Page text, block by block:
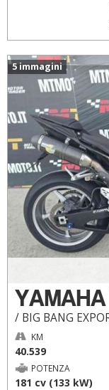
5 immagini
/ BIG BANG
KM
40.539
POTENZA
181 cv (133 kW)